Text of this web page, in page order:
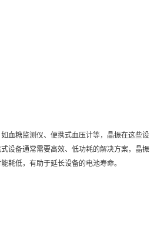
血糖监测仪、便携式血压计等，晶振在这些设
设备通常需要高效、低功耗的解决方案，晶振
耗低，有助于延长设备的电池寿命。